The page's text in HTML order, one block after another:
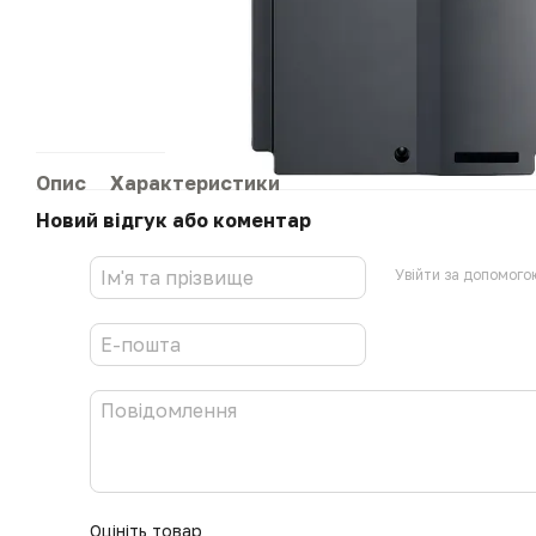
Опис
Характеристики
Новий відгук або коментар
Увійти за
Оцініть товар